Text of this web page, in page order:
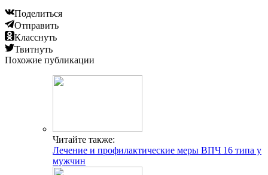
Поделиться
Отправить
Класснуть
Твитнуть
Похожие публикации
Читайте также:
Лечение и профилактические меры ВПЧ 16 типа у
мужчин